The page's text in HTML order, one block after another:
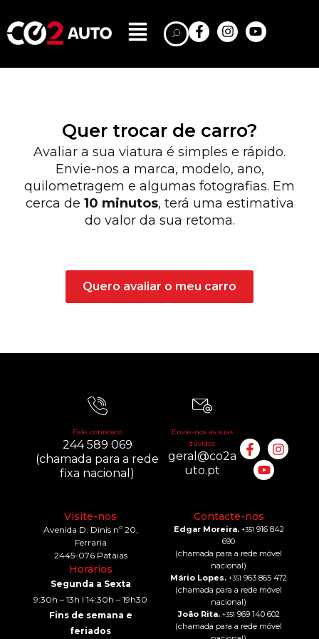
Quer trocar de carro?
Avaliar a sua viatura é simples e rápido.
Envie-nos a marca, modelo, ano,
quilometragem e algumas fotografias. Em
cerca de 10 minutos, terá uma estimativa
do valor da sua retoma.
Quero avaliar o meu carro
Visite-nos
Avenida D. Dinis nº 20,
Ferraria
2445-076 Pataias
Horários
Segunda a Sexta
9:30h – 13h I 14:30h – 19h30
Fins de semana e
feriados
Contacte-nos
Edgar Moreira. +351 916 842
690
(chamada para a rede móvel
nacional)
Mário Lopes. +351 963 865 472
(chamada para a rede móvel
nacional)
João Rita. +351 969 140 602
(chamada para a rede móvel
Fale connosco
244 589 069
(chamada para a rede
fixa nacional)
Envie-nos as suas
dúvidas
geral@co2a
uto.pt